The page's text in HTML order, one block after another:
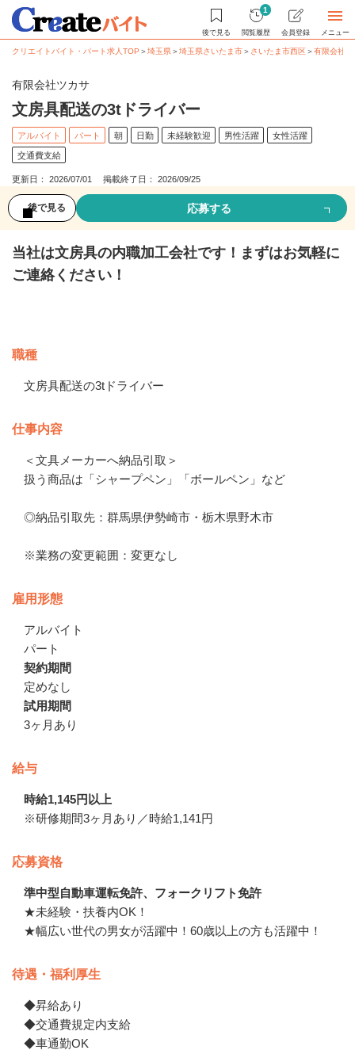
後で見る
1
閲覧履歴 会員登録 メニュー
クリエイトバイト・パート求人TOP ＞埼玉県＞埼玉県さいたま市＞ さいたま市西区＞有限会社
有限会社ツカサ
文房具配送の3tドライバー
アルバイト パート 朝 日勤 未経験歓迎 男性活躍 女性活躍
交通費支給
更新日： 2026/07/01 掲載終了日： 2026/09/25
後で見る 応募する
当社は文房具の内職加工会社です！まずはお気軽に
ご連絡ください！
職種
文房具配送の3tドライバー
仕事内容
＜文具メーカーへ納品引取＞
扱う商品は「シャープペン」「ボールペン」など
◎納品引取先：群馬県伊勢崎市・栃木県野木市
※業務の変更範囲：変更なし
雇用形態
アルバイト
パート
契約期間
定めなし
試用期間
3ヶ月あり
給与
時給1,145円以上
※研修期間3ヶ月あり／時給1,141円
応募資格
準中型自動車運転免許、フォークリフト免許
★未経験・扶養内OK！
★幅広い世代の男女が活躍中！60歳以上の方も活躍中！
待遇・福利厚生
◆昇給あり
◆交通費規定内支給
◆車通勤OK